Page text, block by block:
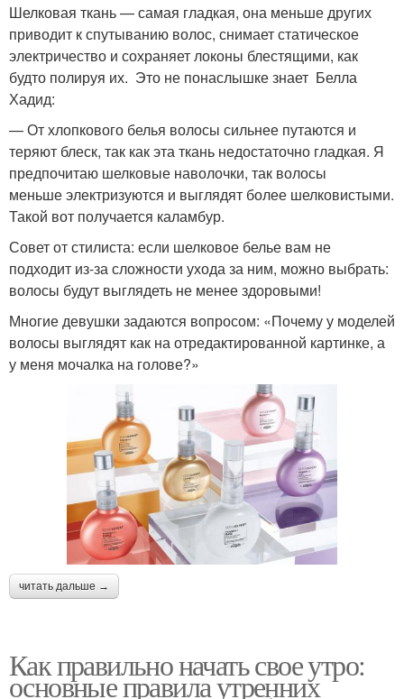
Шелковая ткань — самая гладкая, она меньше других
приводит к спутыванию волос, снимает статическое
электричество и сохраняет локоны блестящими, как
будто полируя их. Это не понаслышке знает Белла
Хадид:
— От хлопкового белья волосы сильнее путаются и
теряют блеск, так как эта ткань недостаточно гладкая. Я
предпочитаю шелковые наволочки, так волосы
меньше электризуются и выглядят более шелковистыми.
Такой вот получается каламбур.
Совет от стилиста: если шелковое белье вам не
подходит из-за сложности ухода за ним, можно выбрать:
волосы будут выглядеть не менее здоровыми!
Многие девушки задаются вопросом: «Почему у моделей
волосы выглядят как на отредактированной картинке, а
у меня мочалка на голове?»
читать дальше →
Как правильно начать свое утро:
основные правила утренних